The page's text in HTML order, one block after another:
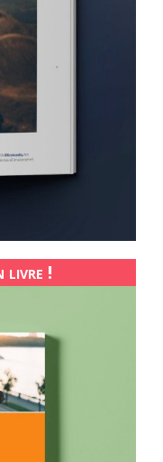
livre !